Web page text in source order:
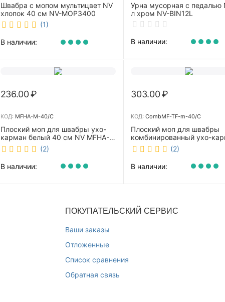
Швабра с мопом мультицвет NV
хлопок 40 см NV-MOP3400
(1)
В наличии:
Урна мусорная с педалью
л хром NV-BIN12L
В наличии:
236.00₽
КОД: MFHA-M-40/C
Плоский моп для швабры ухо-
карман белый 40 см NV MFHA-
M-40/C
(2)
В наличии:
303.00₽
КОД: CombMF-TF-m-40/C
Плоский моп для швабры
комбинированный ухо-
бежевый 40 см NV
m-40/C
(2)
В наличии:
ПОКУПАТЕЛЬСКИЙ СЕРВИС
Ваши заказы
Отложенные
Список сравнения
Обратная связь